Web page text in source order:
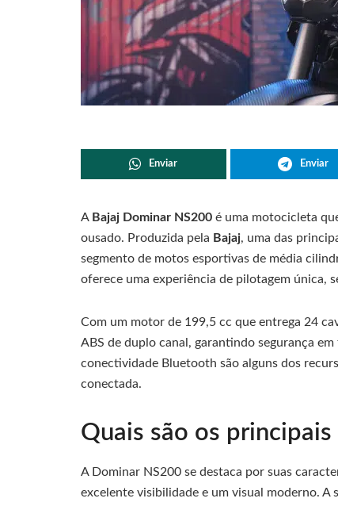
Enviar Enviar
A Bajaj Dominar NS200 é uma motocicleta
ousado. Produzida pela Bajaj, uma das
segmento de motos esportivas de média
oferece uma experiência de pilotagem única,
Com um motor de 199,5 cc que entrega 24
ABS de duplo canal, garantindo segurança
conectividade Bluetooth são alguns dos
conectada.
Quais são os
A Dominar NS200 se destaca por suas
excelente visibilidade e um visual moderno.